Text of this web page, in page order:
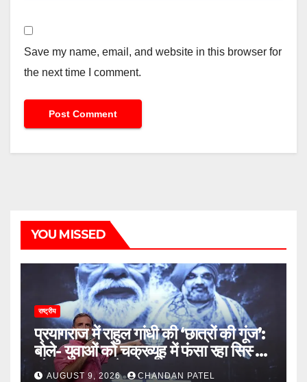
Save my name, email, and website in this browser for
the next time I comment.
YOU MISSED
राष्ट्रीय
प्रयागराज में राहुल गांधी की ‘छात्रों की गूंज’:
बोले- युवाओं को चक्रव्यूह में फंसा रहा सिस्टम,
नौकरी के दरवाजे बंद
AUGUST 9, 2026 CHANDAN PATEL